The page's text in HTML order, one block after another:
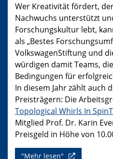
Wer Kreativität fördert,
Nachwuchs unterstützt
Forschungskultur lebt,
als „Bestes
VolkswagenStiftung und
würdigen damit Teams,
Bedingungen für
In diesem Jahr zählt auch
Preisträgern: Die
Topological Whirls In
Mitglied Prof. Dr. Karin
Preisgeld in Höhe von
"Mehr lesen"